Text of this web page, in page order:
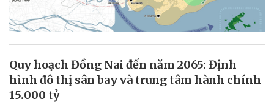
Quy hoạch Đồng Nai đến năm 2065: Định
hình đô thị sân bay và trung tâm hành chính
15.000 tỷ